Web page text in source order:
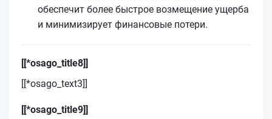
обеспечит более быстрое возмещение ущерба
и минимизирует финансовые потери.
[[*osago_title8]]
[[*osago_text3]]
[[*osago_title9]]